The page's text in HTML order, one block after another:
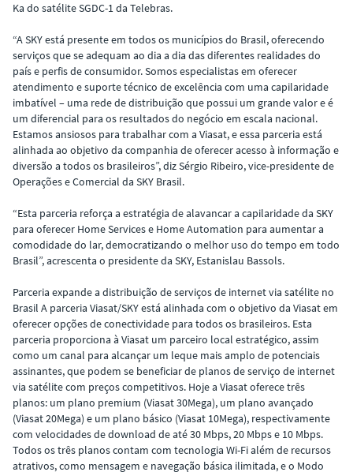
Ka do satélite SGDC-1 da Telebras.
“A SKY está presente em todos os municípios do Brasil, oferecendo
serviços que se adequam ao dia a dia das diferentes realidades do
país e perfis de consumidor. Somos especialistas em oferecer
atendimento e suporte técnico de excelência com uma capilaridade
imbatível – uma rede de distribuição que possui um grande valor e é
um diferencial para os resultados do negócio em escala nacional.
Estamos ansiosos para trabalhar com a Viasat, e essa parceria está
alinhada ao objetivo da companhia de oferecer acesso à informação e
diversão a todos os brasileiros”, diz Sérgio Ribeiro, vice-presidente de
Operações e Comercial da SKY Brasil.
“Esta parceria reforça a estratégia de alavancar a capilaridade da SKY
para oferecer Home Services e Home Automation para aumentar a
comodidade do lar, democratizando o melhor uso do tempo em todo
Brasil”, acrescenta o presidente da SKY, Estanislau Bassols.
Parceria expande a distribuição de serviços de internet via satélite no
Brasil A parceria Viasat/SKY está alinhada com o objetivo da Viasat em
oferecer opções de conectividade para todos os brasileiros. Esta
parceria proporciona à Viasat um parceiro local estratégico, assim
como um canal para alcançar um leque mais amplo de potenciais
assinantes, que podem se beneficiar de planos de serviço de internet
via satélite com preços competitivos. Hoje a Viasat oferece três
planos: um plano premium (Viasat 30Mega), um plano avançado
(Viasat 20Mega) e um plano básico (Viasat 10Mega), respectivamente
com velocidades de download de até 30 Mbps, 20 Mbps e 10 Mbps.
Todos os três planos contam com tecnologia Wi-Fi além de recursos
atrativos, como mensagem e navegação básica ilimitada, e o Modo